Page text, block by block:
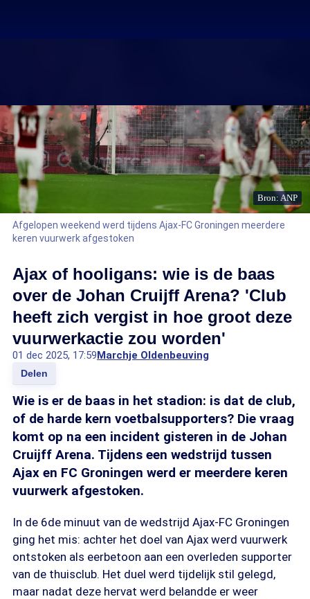
Bron: ANP
Afgelopen weekend werd tijdens Ajax-FC Groningen meerdere
keren vuurwerk afgestoken
Ajax of hooligans: wie is de baas
over de Johan Cruijff Arena? 'Club
heeft zich vergist in hoe groot deze
vuurwerkactie zou worden'
01 dec 2025, 17:59Marchje Oldenbeuving
Delen
Wie is er de baas in het stadion: is dat de club,
of de harde kern voetbalsupporters? Die vraag
komt op na een incident gisteren in de Johan
Cruijff Arena. Tijdens een wedstrijd tussen
Ajax en FC Groningen werd er meerdere keren
vuurwerk afgestoken.
In de 6de minuut van de wedstrijd Ajax-FC Groningen
ging het mis: achter het doel van Ajax werd vuurwerk
ontstoken als eerbetoon aan een overleden supporter
van de thuisclub. Het duel werd tijdelijk stil gelegd,
maar nadat deze hervat werd belandde er weer